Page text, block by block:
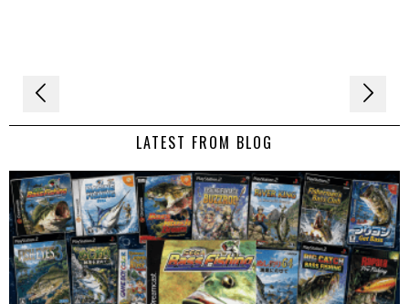
Navigation
de LATEST FROM BLOG